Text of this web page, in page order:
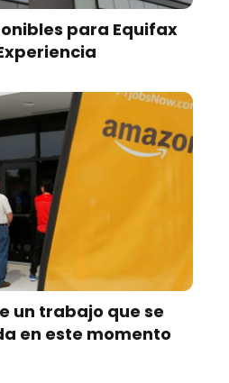
para Equifax
un trabajo que se
en este momento